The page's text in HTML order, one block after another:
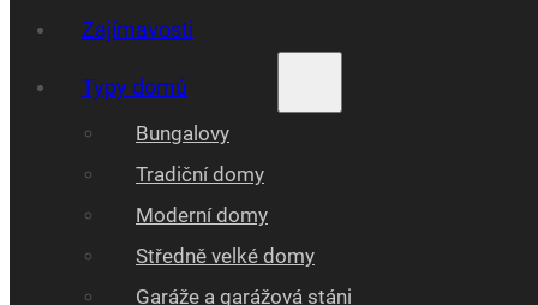
Zajímavosti
Typy domů
Bungalovy
Tradiční domy
Moderní domy
Středně velké domy
Garáže a garážová stáni